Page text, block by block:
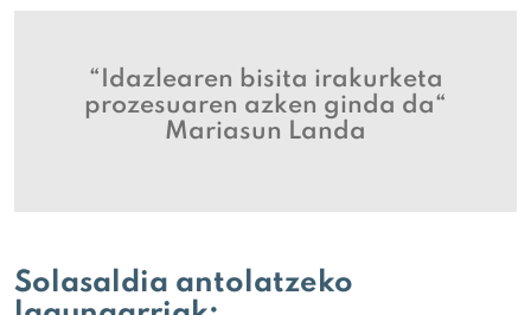
“Idazlearen bisita irakurketa
prozesuaren azken ginda da“
Mariasun Landa
Solasaldia antolatzeko